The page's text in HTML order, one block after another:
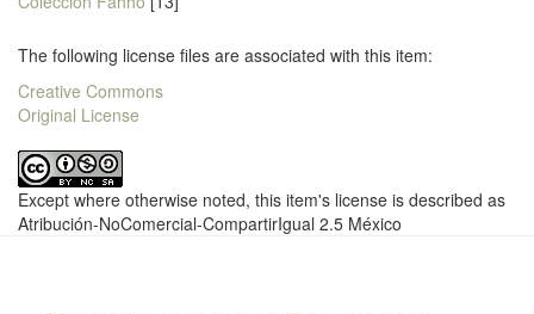
The following license files are associated with this item:
Creative Commons
Original License
Except where otherwise noted, this item's license is described as
Atribución-NoComercial-CompartirIgual 2.5 México